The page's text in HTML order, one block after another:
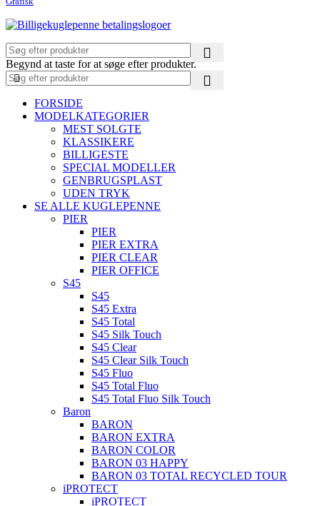
Begynd at taste for at søge efter produkter.
FORSIDE
MODELKATEGORIER
MEST SOLGTE
KLASSIKERE
BILLIGESTE
SPECIAL MODELLER
GENBRUGSPLAST
UDEN TRYK
SE ALLE KUGLEPENNE
PIER
PIER
PIER EXTRA
PIER CLEAR
PIER OFFICE
S45
S45
S45 Extra
S45 Total
S45 Silk Touch
S45 Clear
S45 Clear Silk Touch
S45 Fluo
S45 Total Fluo
S45 Total Fluo Silk Touch
Baron
BARON
BARON EXTRA
BARON COLOR
BARON 03 HAPPY
BARON 03 TOTAL RECYCLED TOUR
iPROTECT
iPROTECT